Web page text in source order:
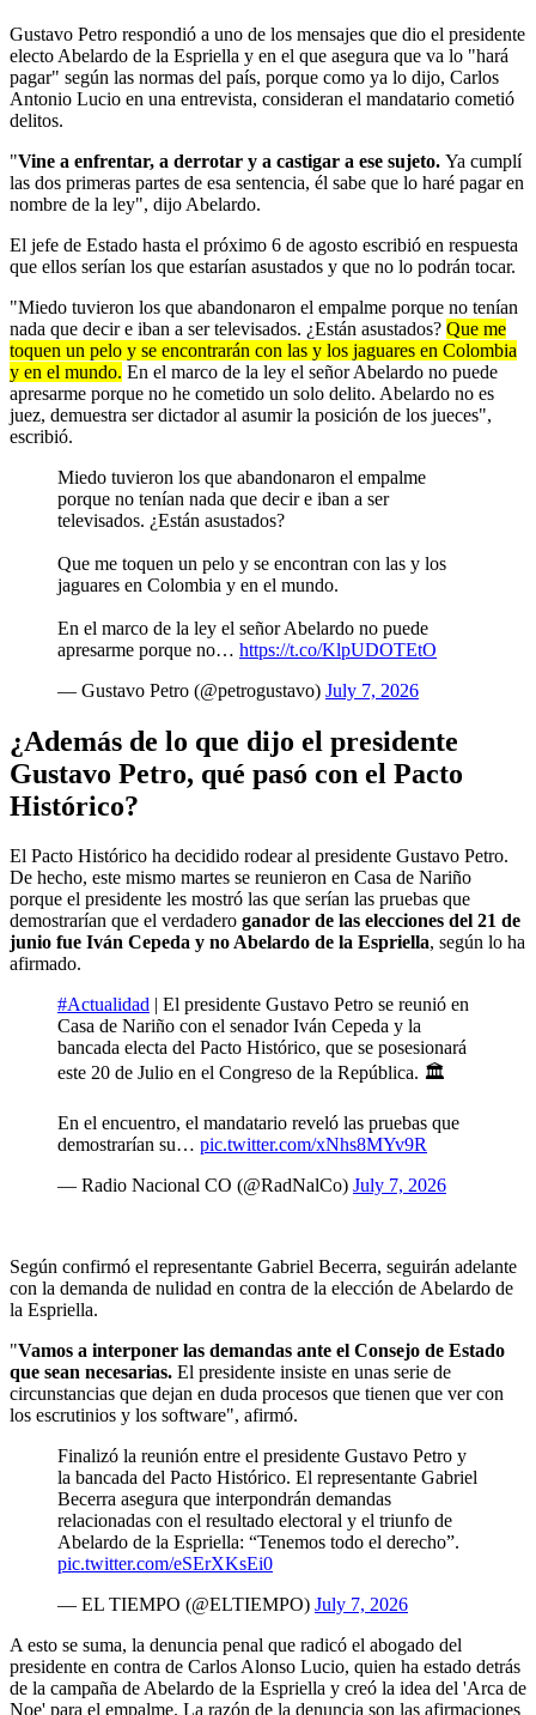
Gustavo Petro respondió a uno de los mensajes que dio el presidente
electo Abelardo de la Espriella y en el que asegura que va lo "hará
pagar" según las normas del país, porque como ya lo dijo, Carlos
Antonio Lucio en una entrevista, consideran el mandatario cometió
delitos.
"Vine a enfrentar, a derrotar y a castigar a ese sujeto. Ya cumplí
las dos primeras partes de esa sentencia, él sabe que lo haré pagar en
nombre de la ley", dijo Abelardo.
El jefe de Estado hasta el próximo 6 de agosto escribió en respuesta
que ellos serían los que estarían asustados y que no lo podrán tocar.
"Miedo tuvieron los que abandonaron el empalme porque no tenían
nada que decir e iban a ser televisados. ¿Están asustados? Que me
toquen un pelo y se encontrarán con las y los jaguares en Colombia
y en el mundo. En el marco de la ley el señor Abelardo no puede
apresarme porque no he cometido un solo delito. Abelardo no es
juez, demuestra ser dictador al asumir la posición de los jueces",
escribió.
Miedo tuvieron los que abandonaron el empalme
porque no tenían nada que decir e iban a ser
televisados. ¿Están asustados?
Que me toquen un pelo y se encontran con las y los
jaguares en Colombia y en el mundo.
En el marco de la ley el señor Abelardo no puede
apresarme porque no… https://t.co/KlpUDOTEtO
— Gustavo Petro (@petrogustavo) July 7, 2026
¿Además de lo que dijo el presidente
Gustavo Petro, qué pasó con el Pacto
Histórico?
El Pacto Histórico ha decidido rodear al presidente Gustavo Petro.
De hecho, este mismo martes se reunieron en Casa de Nariño
porque el presidente les mostró las que serían las pruebas que
demostrarían que el verdadero ganador de las elecciones del 21 de
junio fue Iván Cepeda y no Abelardo de la Espriella, según lo ha
afirmado.
#Actualidad | El presidente Gustavo Petro se reunió en
Casa de Nariño con el senador Iván Cepeda y la
bancada electa del Pacto Histórico, que se posesionará
este 20 de Julio en el Congreso de la República. 🏛️
En el encuentro, el mandatario reveló las pruebas que
demostrarían su… pic.twitter.com/xNhs8MYv9R
— Radio Nacional CO (@RadNalCo) July 7, 2026
Según confirmó el representante Gabriel Becerra, seguirán adelante
con la demanda de nulidad en contra de la elección de Abelardo de
la Espriella.
"Vamos a interponer las demandas ante el Consejo de Estado
que sean necesarias. El presidente insiste en unas serie de
circunstancias que dejan en duda procesos que tienen que ver con
los escrutinios y los software", afirmó.
Finalizó la reunión entre el presidente Gustavo Petro y
la bancada del Pacto Histórico. El representante Gabriel
Becerra asegura que interpondrán demandas
relacionadas con el resultado electoral y el triunfo de
Abelardo de la Espriella: “Tenemos todo el derecho”.
pic.twitter.com/eSErXKsEi0
— EL TIEMPO (@ELTIEMPO) July 7, 2026
A esto se suma, la denuncia penal que radicó el abogado del
presidente en contra de Carlos Alonso Lucio, quien ha estado detrás
de la campaña de Abelardo de la Espriella y creó la idea del 'Arca de
Noe' para el empalme. La razón de la denuncia son las afirmaciones